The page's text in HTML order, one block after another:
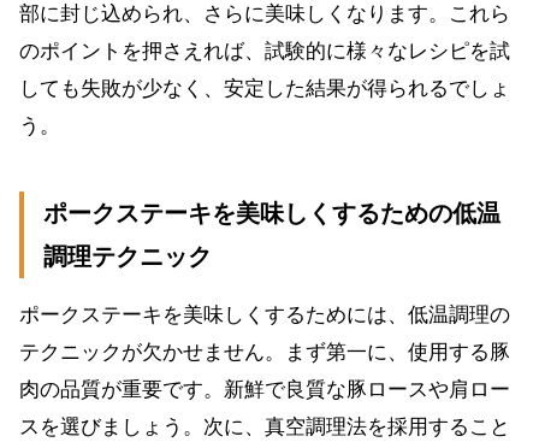
部に封じ込められ、さらに美味しくなります。これら
のポイントを押さえれば、試験的に様々なレシピを試
しても失敗が少なく、安定した結果が得られるでしょ
う。
ポークステーキを美味しくするための低温
調理テクニック
ポークステーキを美味しくするためには、低温調理の
テクニックが欠かせません。まず第一に、使用する豚
肉の品質が重要です。新鮮で良質な豚ロースや肩ロー
スを選びましょう。次に、真空調理法を採用すること